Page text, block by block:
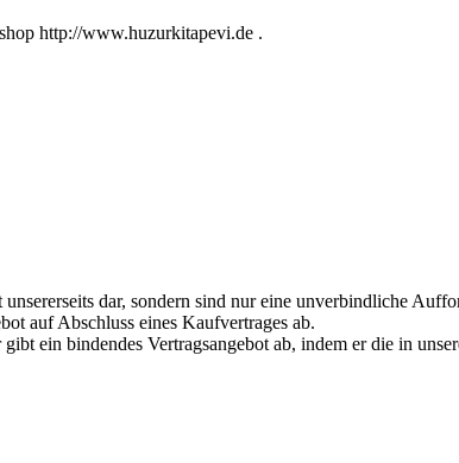
http://www.huzurkitapevi.de .
dar, sondern sind nur eine unverbindliche
auf Abschluss eines Kaufvertrages ab.
ein bindendes Vertragsangebot ab, indem er die in